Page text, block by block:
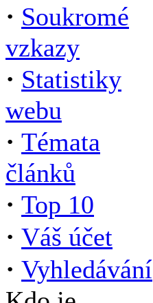
· Soukromé
vzkazy
· Statistiky
webu
· Témata
článků
· Top 10
· Váš účet
· Vyhledávání